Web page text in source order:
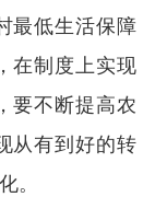
最低生活保障
在制度上实现
要不断提高农
从有到好的转
。